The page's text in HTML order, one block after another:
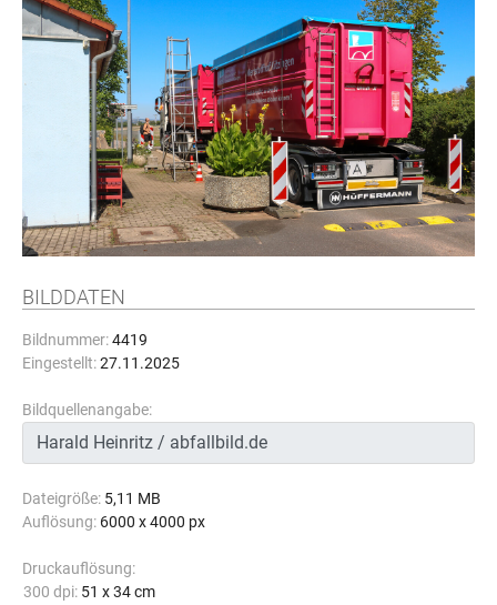
BILDDATEN
Bildnummer:4419
Eingestellt:27.11.2025
Bildquellenangabe:
Dateigröße: 5,11 MB
Auflösung: 6000 x 4000 px
Druckauflösung:
300 dpi: 51 x 34 cm